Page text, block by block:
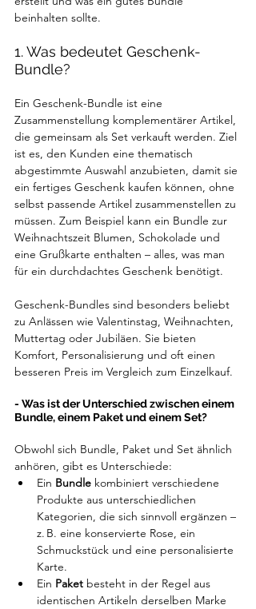
beinhalten sollte.
1. Was bedeutet Geschenk-
Bundle?
Ein Geschenk-Bundle ist eine
Zusammenstellung komplementärer Artikel,
die gemeinsam als Set verkauft werden. Ziel
ist es, den Kunden eine thematisch
abgestimmte Auswahl anzubieten, damit sie
ein fertiges Geschenk kaufen können, ohne
selbst passende Artikel zusammenstellen zu
müssen. Zum Beispiel kann ein Bundle zur
Weihnachtszeit Blumen, Schokolade und
eine Grußkarte enthalten – alles, was man
für ein durchdachtes Geschenk benötigt.
Geschenk-Bundles sind besonders beliebt
zu Anlässen wie Valentinstag, Weihnachten,
Muttertag oder Jubiläen. Sie bieten
Komfort, Personalisierung und oft einen
besseren Preis im Vergleich zum Einzelkauf.
- Was ist der Unterschied zwischen einem
Bundle, einem Paket und einem Set?
Obwohl sich Bundle, Paket und Set ähnlich
anhören, gibt es Unterschiede:
Ein Bundle kombiniert verschiedene
Produkte aus unterschiedlichen
Kategorien, die sich sinnvoll ergänzen –
z. B. eine konservierte Rose, ein
Schmuckstück und eine personalisierte
Karte.
Ein Paket besteht in der Regel aus
identischen Artikeln derselben Marke